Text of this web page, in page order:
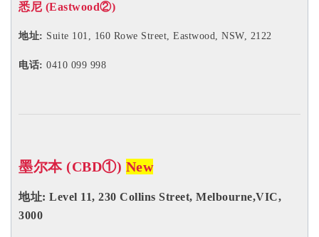
悉尼 (Eastwood②)
地址: Suite 101, 160 Rowe Street, Eastwood, NSW, 2122
电话: 0410 099 998
墨尔本 (CBD①) New
地址: Level 11, 230 Collins Street, Melbourne,VIC,
3000